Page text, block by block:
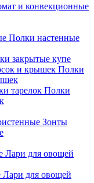
и конвекционные
Полки настенные
закрытые купе
Полки
Полки
Зонты
Лари для овощей
Лари для овощей